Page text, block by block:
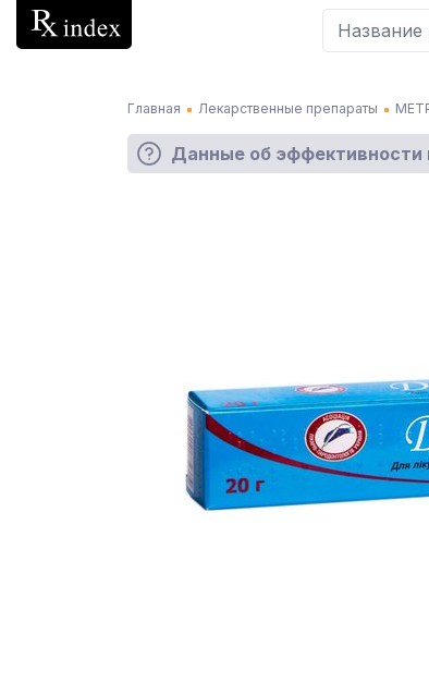
Главная Лекарственные препараты
Данные об эффективности